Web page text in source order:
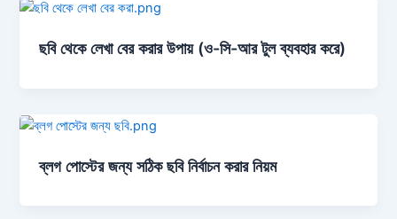
ছবি থেকে লেখা বের করার উপায় (ও-সি-আর টুল ব্যবহার করে)
ব্লগ পোস্টের জন্য সঠিক ছবি নির্বাচন করার নিয়ম